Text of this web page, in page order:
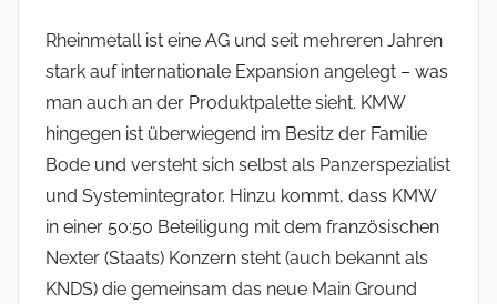
Rheinmetall ist eine AG und seit mehreren Jahren
stark auf internationale Expansion angelegt – was
man auch an der Produktpalette sieht. KMW
hingegen ist überwiegend im Besitz der Familie
Bode und versteht sich selbst als Panzerspezialist
und Systemintegrator. Hinzu kommt, dass KMW
in einer 50:50 Beteiligung mit dem französischen
Nexter (Staats) Konzern steht (auch bekannt als
KNDS) die gemeinsam das neue Main Ground